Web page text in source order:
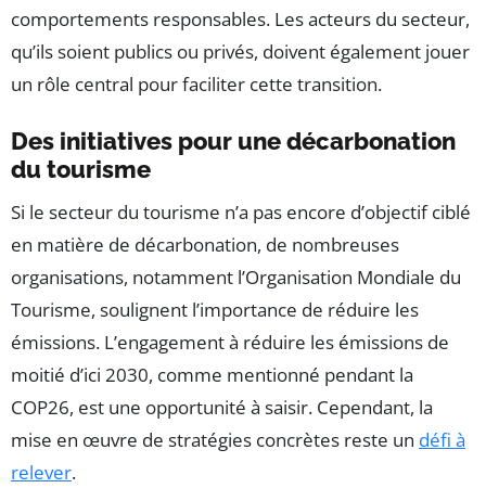
comportements responsables. Les acteurs du secteur,
qu’ils soient publics ou privés, doivent également jouer
un rôle central pour faciliter cette transition.
Des initiatives pour une décarbonation
du tourisme
Si le secteur du tourisme n’a pas encore d’objectif ciblé
en matière de décarbonation, de nombreuses
organisations, notamment l’Organisation Mondiale du
Tourisme, soulignent l’importance de réduire les
émissions. L’engagement à réduire les émissions de
moitié d’ici 2030, comme mentionné pendant la
COP26, est une opportunité à saisir. Cependant, la
mise en œuvre de stratégies concrètes reste un défi à
relever.